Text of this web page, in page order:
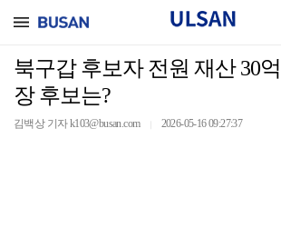
북구갑 후보자 전원 재산 30
장 후보는?
김백상 기자 k103@busan.com 2026-05-16 09:27:37